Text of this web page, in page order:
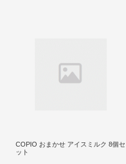
COPIO おまかせ アイスミルク 8個セ
ット